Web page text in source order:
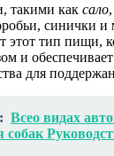
такими как сало
синички и
этот тип пищи,
и
для
Всео видaх
собак